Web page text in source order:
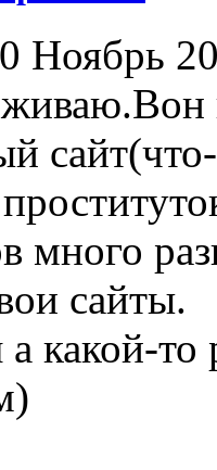
Ноябрь
много
сайты.
какой-